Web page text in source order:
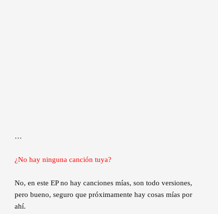
…
¿No hay ninguna canción tuya?
No, en este EP no hay canciones mías, son todo versiones,
pero bueno, seguro que próximamente hay cosas mías por
ahí.